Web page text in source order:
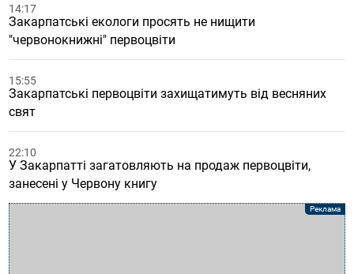
14:17
Закарпатські екологи просять не нищити
"червонокнижні" первоцвіти
15:55
Закарпатські первоцвіти захищатимуть від весняних
свят
22:10
У Закарпатті загатовляють на продаж первоцвіти,
занесені у Червону книгу